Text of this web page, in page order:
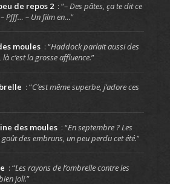
de repos 2 : “– Des pâtes, ça te dit ce
Pfff… – Un film en…”
moules : “Haddock parlait aussi des
c’est la grosse affluence.”
: “C’est même superbe, j’adore ces
des moules : “En septembre ? Les
des embruns, un peu perdu cet été.”
: “Les rayons de l’ombrelle contre les
joli.”